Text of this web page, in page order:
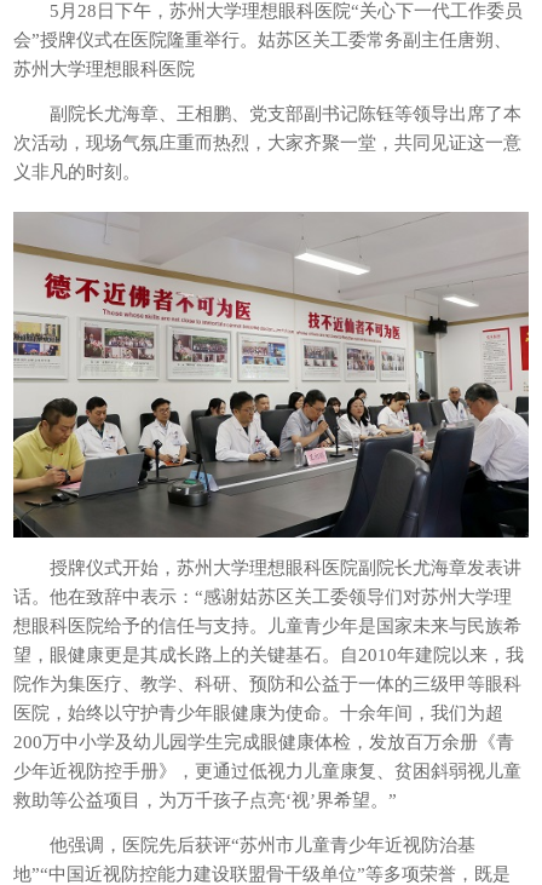
5月28日下午，苏州大学理想眼科医院“关心下一代工作委员
会”授牌仪式在医院隆重举行。姑苏区关工委常务副主任唐朔、
苏州大学理想眼科医院
副院长尤海章、王相鹏、党支部副书记陈钰等领导出席了本
次活动，现场气氛庄重而热烈，大家齐聚一堂，共同见证这一意
义非凡的时刻。
授牌仪式开始，苏州大学理想眼科医院副院长尤海章发表讲
话。他在致辞中表示：“感谢姑苏区关工委领导们对苏州大学理
想眼科医院给予的信任与支持。儿童青少年是国家未来与民族希
望，眼健康更是其成长路上的关键基石。自2010年建院以来，我
院作为集医疗、教学、科研、预防和公益于一体的三级甲等眼科
医院，始终以守护青少年眼健康为使命。十余年间，我们为超
200万中小学及幼儿园学生完成眼健康体检，发放百万余册《青
少年近视防控手册》，更通过低视力儿童康复、贫困斜弱视儿童
救助等公益项目，为万千孩子点亮‘视’界希望。”
他强调，医院先后获评“苏州市儿童青少年近视防治基
地”“中国近视防控能力建设联盟骨干级单位”等多项荣誉，既是